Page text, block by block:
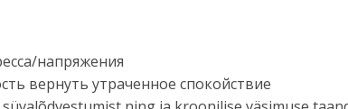
напряжения
вернуть утраченное спокойствие